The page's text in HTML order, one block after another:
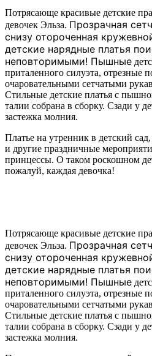
Потрясающе красивые детские
девочек Эльза. Прозрачная
снизу отороченная
детские нарядные платья
неповторимыми! Пышные
приталенного силуэта, отрезные
очаровательными сетчатыми
Стильные детские платья с
талии собрана в сборку. Сзади у
застежка молния.
Платье на утренник в детский
и другие праздничные
принцессы. О таком роскошном
пожалуй, каждая девочка!
Потрясающе красивые детские
девочек Эльза. Прозрачная
снизу отороченная
детские нарядные платья
неповторимыми! Пышные
приталенного силуэта, отрезные
очаровательными сетчатыми
Стильные детские платья с
талии собрана в сборку. Сзади у
застежка молния.